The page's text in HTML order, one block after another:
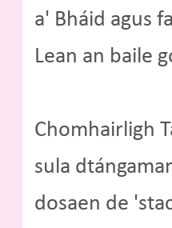
a' Bháid agus
Lean an baile
Chomhairligh
sula
dosaen de